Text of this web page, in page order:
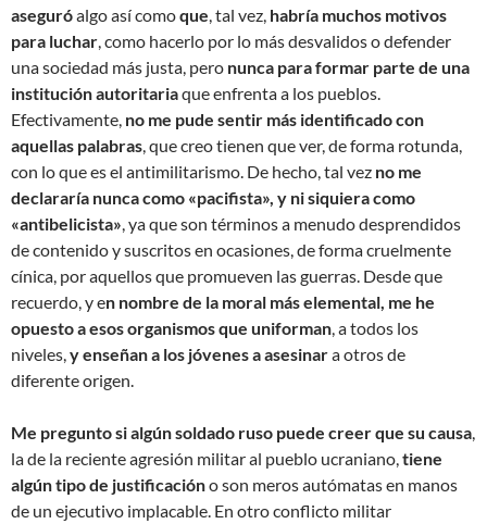
aseguróalgo así comoque, tal vez, habría muchos motivos
para luchar, como hacerlo por lo más desvalidos o defender
una sociedad más justa, pero nunca para formar parte de una
institución autoritariaque enfrenta a los pueblos.
Efectivamente, no me pude sentir más identificado con
aquellas palabras, que creo tienen que ver, de forma rotunda,
con lo que es el antimilitarismo. De hecho, tal vez no me
declararía nunca como «pacifista», y ni siquiera como
«antibelicista», ya que son términos a menudo desprendidos
de contenido y suscritos en ocasiones, de forma cruelmente
cínica, por aquellos que promueven las guerras. Desde que
recuerdo, y en nombre de la moral más elemental, me he
opuesto a esos organismos que uniforman, a todos los
niveles,y enseñan a los jóvenes a asesinara otros de
diferente origen.
Me pregunto si algún soldado ruso puede creer que su causa,
la de la reciente agresión militar al pueblo ucraniano,tiene
algún tipo de justificacióno son meros autómatas en manos
de un ejecutivo implacable. En otro conflicto militar